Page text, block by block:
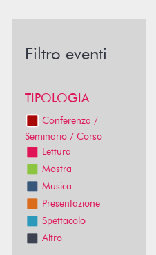
Filtro eventi
TIPOLOGIA
Conferenza /
Seminario / Corso
Lettura
Mostra
Musica
Presentazione
Spettacolo
Altro